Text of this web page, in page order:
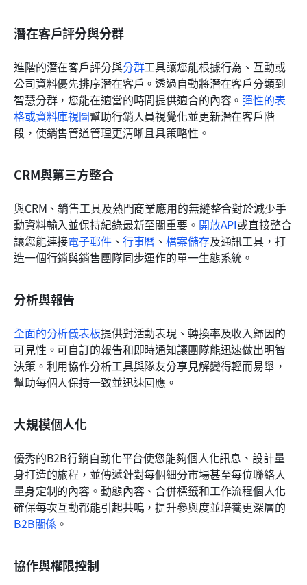
潛在客戶評分與分群
進階的潛在客戶評分與分群工具讓您能根據行為、互動或
公司資料優先排序潛在客戶。透過自動將潛在客戶分類到
智慧分群，您能在適當的時間提供適合的內容。 彈性的表
格或資料庫視圖幫助行銷人員視覺化並更新潛在客戶階
段，使銷售管道管理更清晰且具策略性。
CRM與第三方整合
與CRM、銷售工具及熱門商業應用的無縫整合對於減少手
動資料輸入並保持紀錄最新至關重要。 開放API或直接整合
讓您能連接電子郵件、 行事曆 、檔案儲存及通訊工具，打
造一個行銷與銷售團隊同步運作的單一生態系統。
分析與報告
全面的分析儀表板提供對活動表現、轉換率及收入歸因的
可見性。可自訂的報告和即時通知讓團隊能迅速做出明智
決策。利用協作分析工具與隊友分享見解變得輕而易舉，
幫助每個人保持一致並迅速回應。
大規模個人化
優秀的B2B行銷自動化平台使您能夠個人化訊息、設計量
身打造的旅程，並傳遞針對每個細分市場甚至每位聯絡人
量身定制的內容。動態內容、合併標籤和工作流程個人化
確保每次互動都能引起共鳴，提升參與度並培養更深層的
B2B關係 。
協作與權限控制